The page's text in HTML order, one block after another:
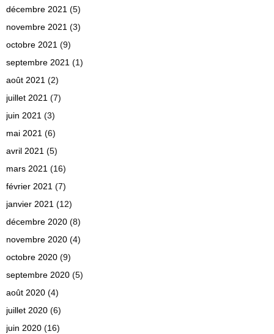
décembre 2021 (5)
novembre 2021 (3)
octobre 2021 (9)
septembre 2021 (1)
août 2021 (2)
juillet 2021 (7)
juin 2021 (3)
mai 2021 (6)
avril 2021 (5)
mars 2021 (16)
février 2021 (7)
janvier 2021 (12)
décembre 2020 (8)
novembre 2020 (4)
octobre 2020 (9)
septembre 2020 (5)
août 2020 (4)
juillet 2020 (6)
juin 2020 (16)